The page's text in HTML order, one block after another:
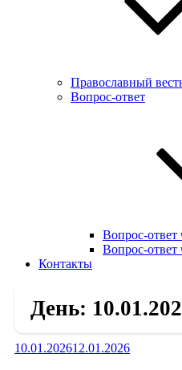
Православный
Вопрос-ответ
Вопрос-ответ
Вопрос-ответ
Контакты
День:
Опубликовано
10.01.202612.01.2026